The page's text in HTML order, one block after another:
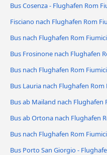
Bus Cosenza - Flughafen Rom
Fisciano nach Flughafen Rom
Bus nach Flughafen Rom
Bus Frosinone nach Flughafen
Bus nach Flughafen Rom
Bus Lauria nach Flughafen Rom
Bus ab Mailand nach Flughafen
Bus ab Ortona nach Flughafen
Bus nach Flughafen Rom
Bus Porto San Giorgio -